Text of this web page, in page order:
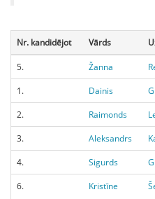
Nr. kandidējot Vārds
5. Žanna
1.
Dainis
2.
Raimonds
3.
Aleksandrs
4.
Sigurds
6.
Kristīne